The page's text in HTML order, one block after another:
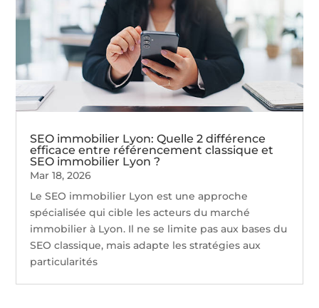
SEO immobilier Lyon: Quelle 2 différence
efficace entre référencement classique et
SEO immobilier Lyon ?
Mar 18, 2026
Le SEO immobilier Lyon est une approche
spécialisée qui cible les acteurs du marché
immobilier à Lyon. Il ne se limite pas aux bases du
SEO classique, mais adapte les stratégies aux
particularités